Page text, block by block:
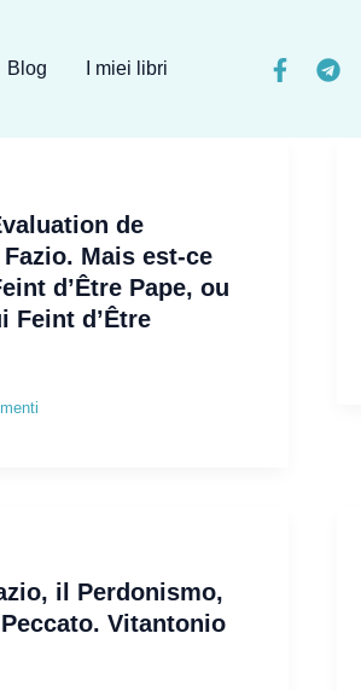
Blog I miei libri
de
Mais est-ce
d’Être Pape, ou
Feint d’Être
il Perdonismo,
Peccato. Vitantonio